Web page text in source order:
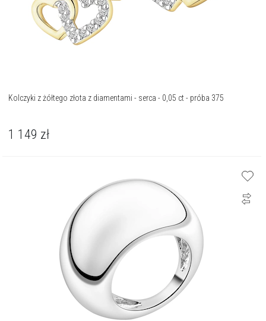
Kolczyki z żółtego złota z diamentami - serca - 0,05 ct - próba 375
1 149 zł